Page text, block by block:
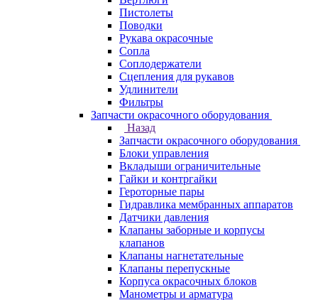
Пистолеты
Поводки
Рукава окрасочные
Сопла
Соплодержатели
Сцепления для рукавов
Удлинители
Фильтры
Запчасти окрасочного оборудования
Назад
Запчасти окрасочного оборудования
Блоки управления
Вкладыши ограничительные
Гайки и контргайки
Героторные пары
Гидравлика мембранных аппаратов
Датчики давления
Клапаны заборные и корпусы
клапанов
Клапаны нагнетательные
Клапаны перепускные
Корпуса окрасочных блоков
Манометры и арматура